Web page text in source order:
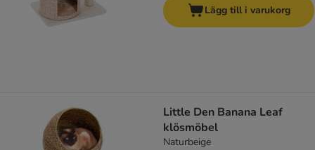
Lägg till i varukorg
Little Den Banana Leaf
klösmöbel
Naturbeige